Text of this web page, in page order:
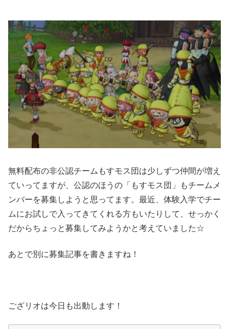
無料配布の非公認チームもすモス団は少しずつ仲間が増え
ていってますが、公認のほうの「もすモス団」もチームメ
ンバーを募集しようと思ってます。最近、体験入学でチー
ムにお試しで入ってきてくれる方もいたりして、せっかく
だからちょっと募集してみようかと考えていました☆
あとで別に募集記事を書きますね！
ござリオは今日も出動します！